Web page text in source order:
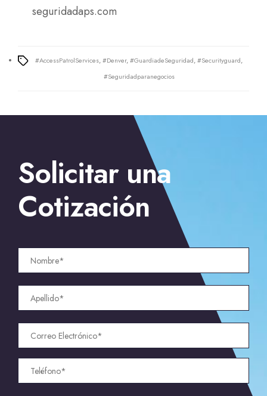
seguridadaps.com
Tags
#AccessPatrolServices,#Denver,#GuardiadeSeguridad,#Securityguard,
#Seguridadparanegocios
Contrata seguridad para eventos deportivos en Portland
→ Servicio de guardias de seguridad para oficinas en
Fresno
Solicitar una
Cotización